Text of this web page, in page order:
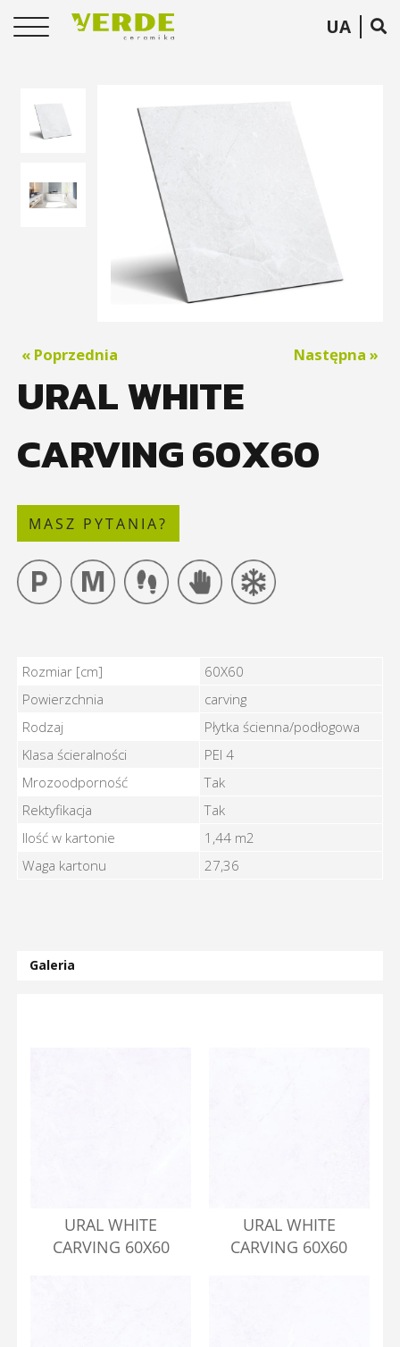
UA
« Poprzednia Następna »
URAL WHITE
CARVING 60X60
MASZ PYTANIA?
URAL WHITE CARVING 60X60 - Cechy
Rozmiar [cm]
60X60
Powierzchnia
carving
Rodzaj
Płytka ścienna/podłogowa
Klasa ścieralności
PEI 4
Mrozoodporność
Tak
Rektyfikacja
Tak
Ilość w kartonie
1,44 m2
Waga kartonu
27,36
Galeria
URAL WHITE
CARVING 60X60
URAL WHITE
CARVING 60X60